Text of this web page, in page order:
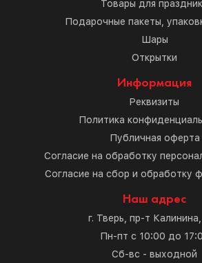
Товары для
Подарочные пакеты,
Шары
Открытки
Информация
Реквизиты
Политика
Публичная оферта
Согласие на обработку
Согласие на сбор и обработку
Наш адрес
г. Тверь, пр-т
Пн-пт с 10:00 до
Сб-вс - выходной